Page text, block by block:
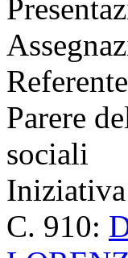
Parere
sociali
C. 910: